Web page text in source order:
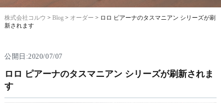
株式会社コルウ > Blog> オーダー > ロロ ピアーナのタスマニアン シリーズが刷
新されます
公開日:2020/07/07
ロロ ピアーナのタスマニアン シリーズが刷新されま
す